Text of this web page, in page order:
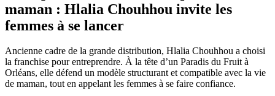
maman : Hlalia Chouhhou invite les
femmes à se lancer
Ancienne cadre de la grande distribution, Hlalia Chouhhou a choisi
la franchise pour entreprendre. À la tête d’un Paradis du Fruit à
Orléans, elle défend un modèle structurant et compatible avec la vie
de maman, tout en appelant les femmes à se faire confiance.